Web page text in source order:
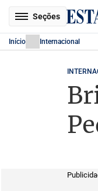
Seções
Início Internacional